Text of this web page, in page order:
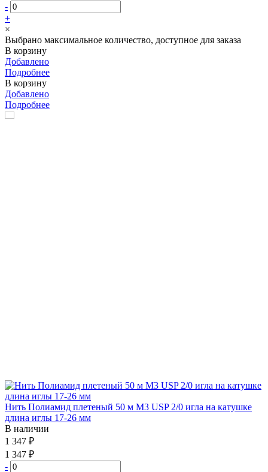
-
+
×
Выбрано максимальное количество, доступное для заказа
В корзину
Добавлено
Подробнее
В корзину
Добавлено
Подробнее
Нить Полиамид плетеный 50 м М3 USP 2/0 игла на катушке
длина иглы 17-26 мм
В наличии
1 347 ₽
1 347 ₽
-